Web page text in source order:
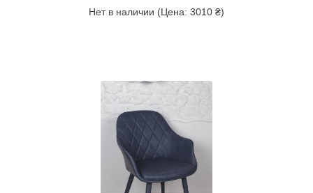
Нет в наличии (Цена: 3010 ₴)